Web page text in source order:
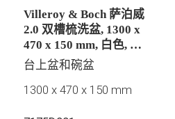
Villeroy & Boch 萨泊威
2.0 双槽梳洗盆, 1300 x
470 x 150 mm, 白色, 有
溢水孔
台上盆和碗盆
1300 x 470 x 150 mm